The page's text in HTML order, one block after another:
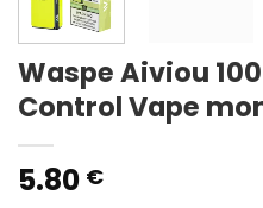
Waspe Aiviou
Control Vape
5.80 €